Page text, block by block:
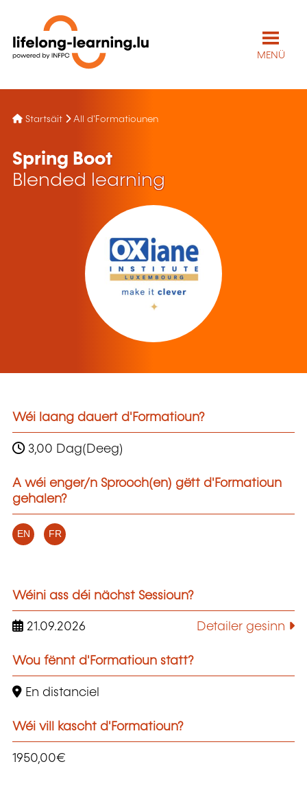
MENÜ
Startsäit All d'Formatiounen
Spring Boot
Blended learning
Wéi laang dauert d'Formatioun?
3,00 Dag(Deeg)
A wéi enger/n Sprooch(en) gëtt d'Formatioun
gehalen?
EN FR
Wéini ass déi nächst Sessioun?
21.09.2026 Detailer gesinn
Wou fënnt d'Formatioun statt?
En distanciel
Wéi vill kascht d'Formatioun?
1950,00€